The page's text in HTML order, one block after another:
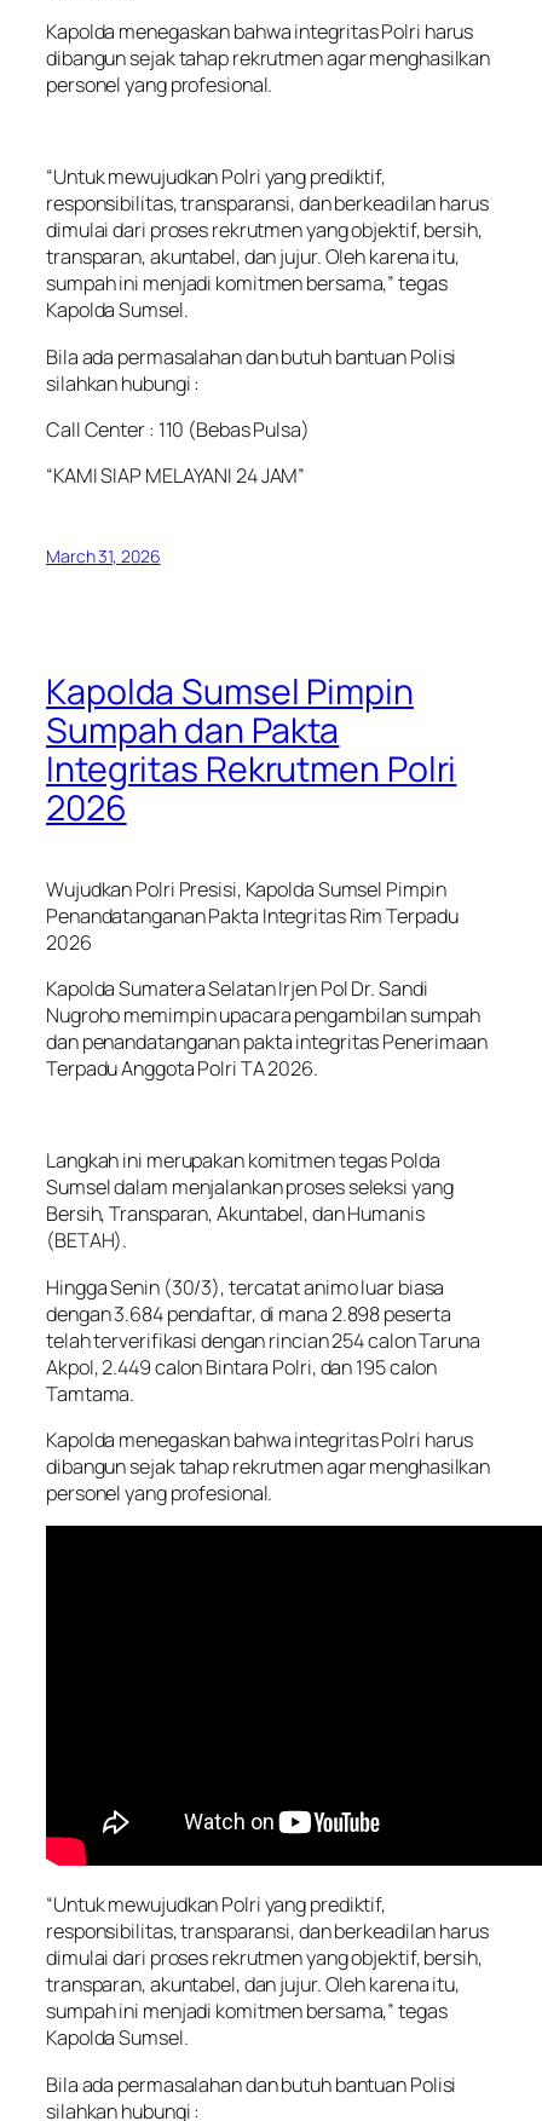
Kapolda menegaskan bahwa integritas Polri harus
dibangun sejak tahap rekrutmen agar menghasilkan
personel yang profesional.
“Untuk mewujudkan Polri yang prediktif,
responsibilitas, transparansi, dan berkeadilan harus
dimulai dari proses rekrutmen yang objektif, bersih,
transparan, akuntabel, dan jujur. Oleh karena itu,
sumpah ini menjadi komitmen bersama,” tegas
Kapolda Sumsel.
Bila ada permasalahan dan butuh bantuan Polisi
silahkan hubungi :
Call Center : 110 (Bebas Pulsa)
“KAMI SIAP MELAYANI 24 JAM”
March 31, 2026
Kapolda Sumsel Pimpin
Sumpah dan Pakta
Integritas Rekrutmen Polri
2026
Wujudkan Polri Presisi, Kapolda Sumsel Pimpin
Penandatanganan Pakta Integritas Rim Terpadu
2026
Kapolda Sumatera Selatan Irjen Pol Dr. Sandi
Nugroho memimpin upacara pengambilan sumpah
dan penandatanganan pakta integritas Penerimaan
Terpadu Anggota Polri TA 2026.
Langkah ini merupakan komitmen tegas Polda
Sumsel dalam menjalankan proses seleksi yang
Bersih, Transparan, Akuntabel, dan Humanis
(BETAH).
Hingga Senin (30/3), tercatat animo luar biasa
dengan 3.684 pendaftar, di mana 2.898 peserta
telah terverifikasi dengan rincian 254 calon Taruna
Akpol, 2.449 calon Bintara Polri, dan 195 calon
Tamtama.
Kapolda menegaskan bahwa integritas Polri harus
dibangun sejak tahap rekrutmen agar menghasilkan
personel yang profesional.
“Untuk mewujudkan Polri yang prediktif,
responsibilitas, transparansi, dan berkeadilan harus
dimulai dari proses rekrutmen yang objektif, bersih,
transparan, akuntabel, dan jujur. Oleh karena itu,
sumpah ini menjadi komitmen bersama,” tegas
Kapolda Sumsel.
Bila ada permasalahan dan butuh bantuan Polisi
silahkan hubungi :